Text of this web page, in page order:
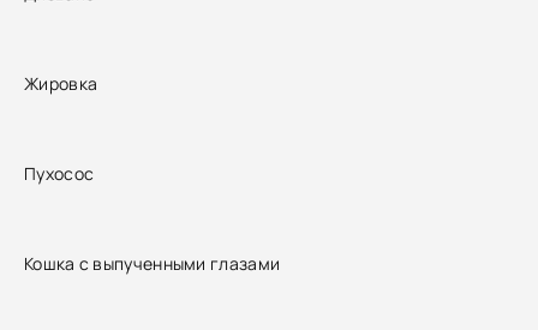
Жировка
Пухосос
Кошка с выпученными глазами